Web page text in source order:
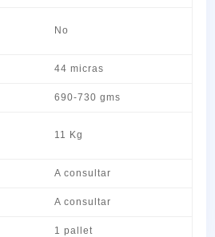
No
44 micras
690-730 gms
11 Kg
A consultar
A consultar
1 pallet